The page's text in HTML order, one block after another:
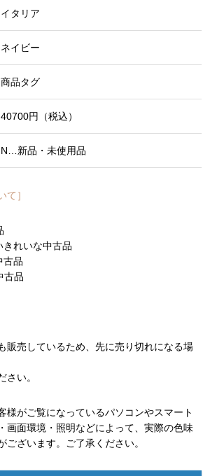
イタリア
ネイビー
商品タグ
40700円（税込）
N…新品・未使用品
て］
れいな中古品
古品
古品
販売しているため、先に売り切れになる場
さい。
様がご覧になっているパソコンやスマート
画面環境・照明などによって、実際の色味
ございます。ご了承ください。